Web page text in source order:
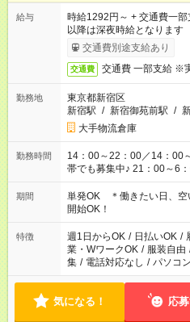
給与
時給1292円～ + 交通費一
以降は深夜時給となります
交通費別途支給あり
交通費 交通費 一部支給 ※
勤務地
東京都新宿区
新宿駅 / 新宿御苑前駅 /
大手物流倉庫
勤務時間
14：00～22：00／14：00～
帯でも募集中♪ 21：00～6
等
期間
単発OK ＊働きたい日、空
開始OK！
特徴 週1日からOK / 日払いOK /
業・WワークOK / 服装自由
集 / 電話対応なし / パソコ
気になる！ 応